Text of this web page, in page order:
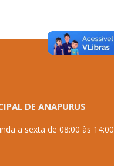
DE ANAPURUS
a sexta de 08:00 às 14:00